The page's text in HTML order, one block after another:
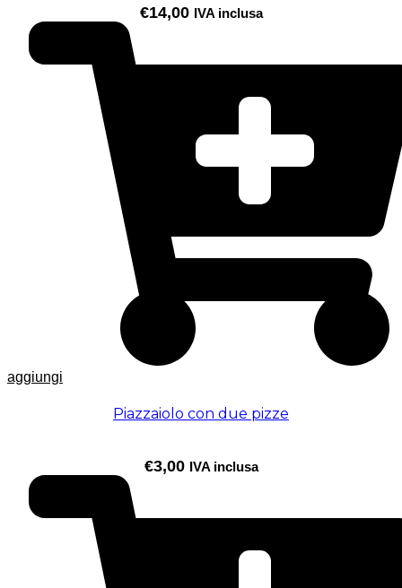
€14,00 IVA inclusa
aggiungi
Piazzaiolo con due pizze
€3,00 IVA inclusa